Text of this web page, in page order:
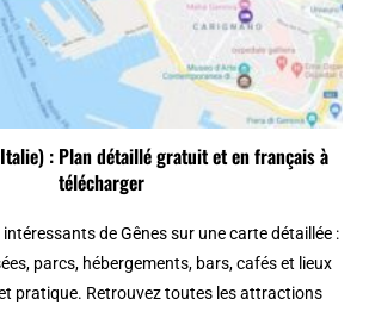
: Plan détaillé gratuit et en français à
télécharger
de Gênes sur une carte détaillée :
parcs, hébergements, bars, cafés et lieux
pratique. Retrouvez toutes les attractions